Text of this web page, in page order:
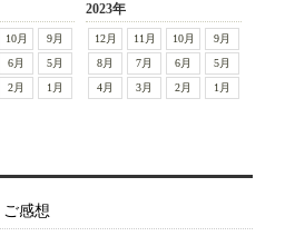
10月
9月
6月
5月
2月 1月
2023年
12月 11月 10月
9月
8月
7月 6月
5月
4月
3月 2月 1月
感想